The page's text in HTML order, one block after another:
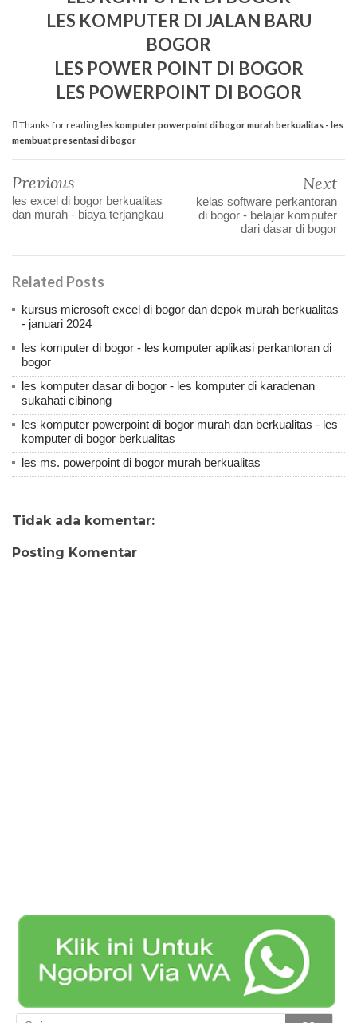
LES KOMPUTER DI JALAN BARU
BOGOR
LES POWER POINT DI BOGOR
LES POWERPOINT DI BOGOR
Thanks for readingles komputer powerpoint di bogor murah berkualitas - les
membuat presentasi di bogor
Previous
les excel di bogor berkualitas
dan murah - biaya terjangkau
Next
kelas software perkantoran
di bogor - belajar komputer
dari dasar di bogor
Related Posts
kursus microsoft excel di bogor dan depok murah berkualitas
- januari 2024
les komputer di bogor - les komputer aplikasi perkantoran di
bogor
les komputer dasar di bogor - les komputer di karadenan
sukahati cibinong
les komputer powerpoint di bogor murah dan berkualitas - les
komputer di bogor berkualitas
les ms. powerpoint di bogor murah berkualitas
Tidak ada komentar:
Posting Komentar